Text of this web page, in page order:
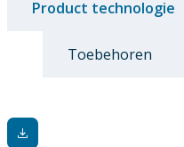
Product technologie
Toebehoren